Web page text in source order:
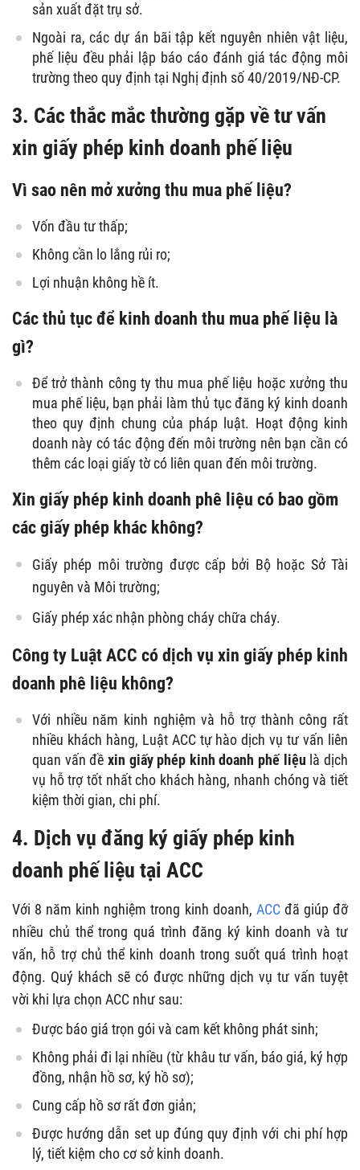
sản xuất đặt trụ sở.
Ngoài ra, các dự án bãi tập kết nguyên nhiên vật liệu,
phế liệu đều phải lập báo cáo đánh giá tác động môi
trường theo quy định tại Nghị định số 40/2019/NĐ-CP.
3. Các thắc mắc thường gặp về tư vấn
xin giấy phép kinh doanh phế liệu
Vì sao nên mở xưởng thu mua phế liệu?
Vốn đầu tư thấp;
Không cần lo lắng rủi ro;
Lợi nhuận không hề ít.
Các thủ tục để kinh doanh thu mua phế liệu là
gì?
Để trở thành công ty thu mua phế liệu hoặc xưởng thu
mua phế liệu, bạn phải làm thủ tục đăng ký kinh doanh
theo quy định chung của pháp luật. Hoạt động kinh
doanh này có tác động đến môi trường nên bạn cần có
thêm các loại giấy tờ có liên quan đến môi trường.
Xin giấy phép kinh doanh phê liệu có bao gồm
các giấy phép khác không?
Giấy phép môi trường được cấp bởi Bộ hoặc Sở Tài
nguyên và Môi trường;
Giấy phép xác nhận phòng cháy chữa cháy.
Công ty Luật ACC có dịch vụ xin giấy phép kinh
doanh phê liệu không?
Với nhiều năm kinh nghiệm và hỗ trợ thành công rất
nhiều khách hàng, Luật ACC tự hào dịch vụ tư vấn liên
quan vấn đề xin giấy phép kinh doanh phế liệu là dịch
vụ hỗ trợ tốt nhất cho khách hàng, nhanh chóng và tiết
kiệm thời gian, chi phí.
4. Dịch vụ đăng ký giấy phép kinh
doanh phế liệu tại ACC
Với 8 năm kinh nghiệm trong kinh doanh, ACCđã giúp đỡ
nhiều chủ thể trong quá trình đăng ký kinh doanh và tư
vấn, hỗ trợ chủ thể kinh doanh trong suốt quá trình hoạt
động. Quý khách sẽ có được những dịch vụ tư vấn tuyệt
vời khi lựa chọn ACC như sau:
Được báo giá trọn gói và cam kết không phát sinh;
Không phải đi lại nhiều (từ khâu tư vấn, báo giá, ký hợp
đồng, nhận hồ sơ, ký hồ sơ);
Cung cấp hồ sơ rất đơn giản;
Được hướng dẫn set up đúng quy định với chi phí hợp
lý, tiết kiệm cho cơ sở kinh doanh.